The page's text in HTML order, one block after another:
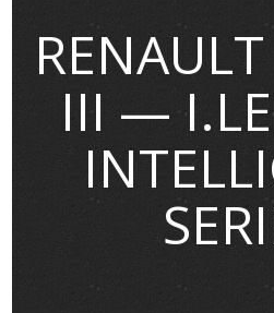
III —